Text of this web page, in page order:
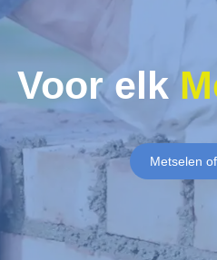
Voor elk
Metselen